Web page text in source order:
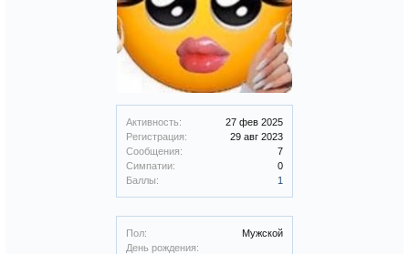
Активность:
27 фев 2025
Регистрация:
29 авг 2023
Сообщения:
7
Симпатии:
0
Баллы:
1
Пол:
Мужской
День рождения: